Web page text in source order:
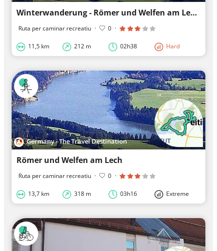
Winterwanderung - Römer und Welfen am Lech
Ruta per caminar recreatiu · 0 ·
11,5 km 212 m 02h38 Hard
Germany - The Travel Destination
Römer und Welfen am Lech
Ruta per caminar recreatiu · 0 ·
13,7 km 318 m 03h16 Extreme